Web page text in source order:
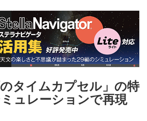
タイムカプセル」の特
ュレーションで再現